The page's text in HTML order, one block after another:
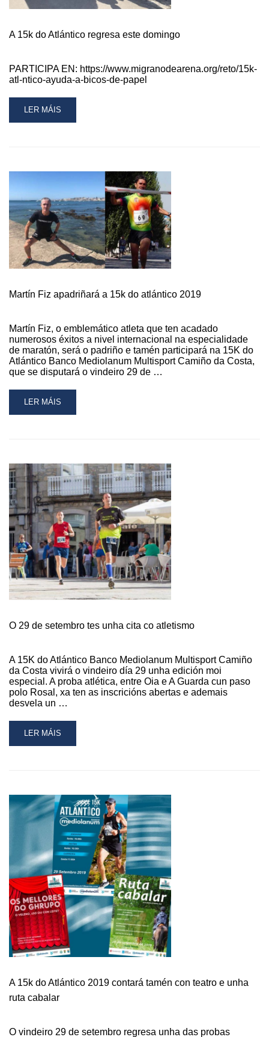
15K
BANCO
A 15k do Atlántico regresa este domingo
PARTICIPA EN: https://www.migranodearena.org/reto/15k-
atl-ntico-ayuda-a-bicos-de-papel
READ
MORE
DO
ESTE
DOMINGO
LER MÁIS
Martín Fiz apadriñará a 15k do atlántico 2019
Martín Fiz, o emblemático atleta que ten acadado
numerosos éxitos a nivel internacional na especialidade
de maratón, será o padriño e tamén participará na 15K do
Atlántico Banco Mediolanum Multisport Camiño da Costa,
que se disputará o vindeiro 29 de …
READ
MORE
APADRIÑARÁ
15K
DO
ATLÁNTICO
2019
LER MÁIS
O 29 de setembro tes unha cita co atletismo
A 15K do Atlántico Banco Mediolanum Multisport Camiño
da Costa vivirá o vindeiro día 29 unha edición moi
especial. A proba atlética, entre Oia e A Guarda cun paso
polo Rosal, xa ten as inscricións abertas e ademais
desvela un …
READ
MORE
SETEMBRO
TES
CO
ATLETISMO
LER MÁIS
A 15k do Atlántico 2019 contará tamén con teatro e unha
ruta cabalar
O vindeiro 29 de setembro regresa unha das probas